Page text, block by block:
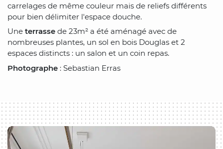
carrelages de même couleur mais de reliefs différents
pour bien délimiter l'espace douche.
Une terrasse de 23m² a été aménagé avec de
nombreuses plantes, un sol en bois Douglas et 2
espaces distincts : un salon et un coin repas.
Photographe : Sebastian Erras